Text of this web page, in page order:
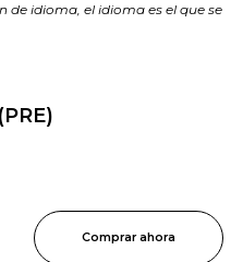
de idioma, el idioma es el que se
Comprar ahora